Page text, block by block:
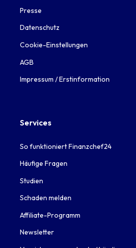
Presse
Datenschutz
Cookie-Einstellungen
AGB
Impressum / Erstinformation
Services
So funktioniert Finanzchef24
Häufige Fragen
Studien
Schaden melden
Affiliate-Programm
Newsletter